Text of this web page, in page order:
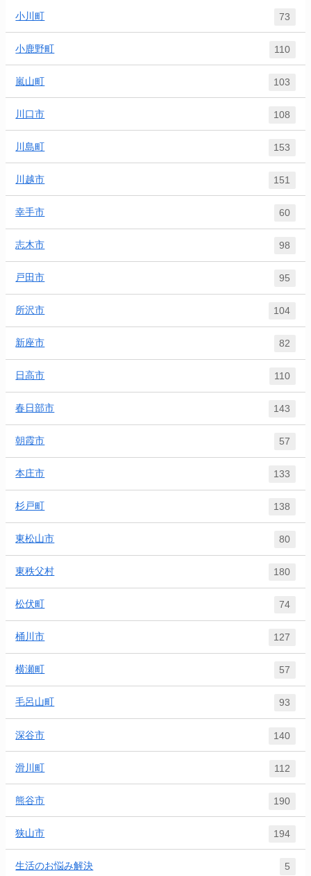
小川町 73
小鹿野町 110
嵐山町 103
川口市 108
川島町 153
川越市 151
幸手市 60
志木市 98
戸田市 95
所沢市 104
新座市 82
日高市 110
春日部市 143
朝霞市 57
本庄市 133
杉戸町 138
東松山市 80
東秩父村 180
松伏町 74
桶川市 127
横瀬町 57
毛呂山町 93
深谷市 140
滑川町 112
熊谷市 190
狭山市 194
生活のお悩み解決 5